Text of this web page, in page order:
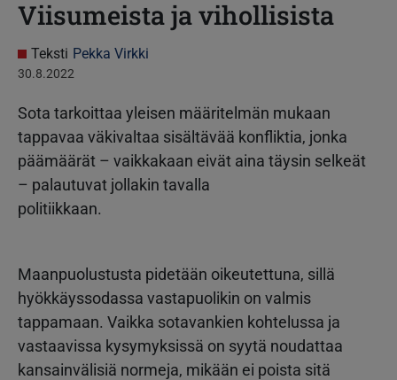
Viisumeista ja vihollisista
Teksti Pekka Virkki
30.8.2022
Sota tarkoittaa yleisen määritelmän mukaan
tappavaa väkivaltaa sisältävää konfliktia, jonka
päämäärät – vaikkakaan eivät aina täysin selkeät
– palautuvat jollakin tavalla
politiikkaan.
Maanpuolustusta pidetään oikeutettuna, sillä
hyökkäyssodassa vastapuolikin on valmis
tappamaan. Vaikka sotavankien kohtelussa ja
vastaavissa kysymyksissä on syytä noudattaa
kansainvälisiä normeja, mikään ei poista sitä